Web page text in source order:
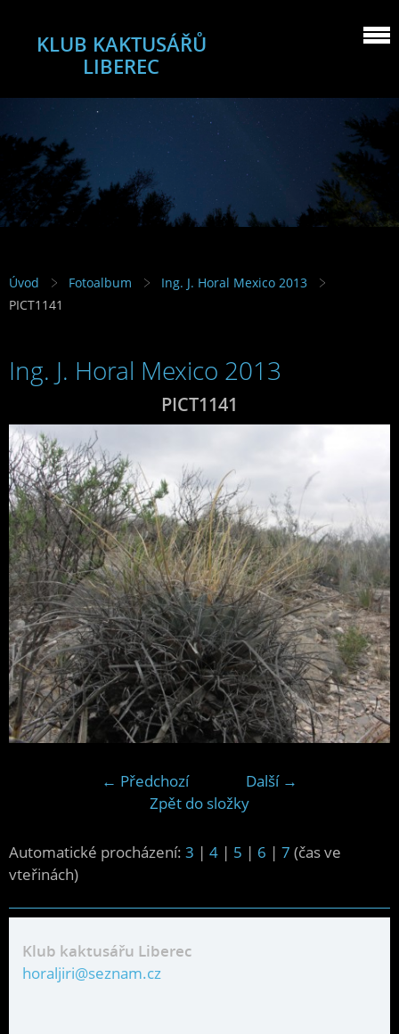
KLUB KAKTUSÁŘŮ
LIBEREC
Úvod Fotoalbum
Ing. J. Horal Mexico 2013
PICT1141
Ing. J. Horal Mexico 2013
PICT1141
← Předchozí
Další →
Zpět do složky
Automatické procházení: 3 | 4 | 5 | 6 | 7 (čas ve
vteřinách)
Klub kaktusářu Liberec
horaljiri@seznam.cz